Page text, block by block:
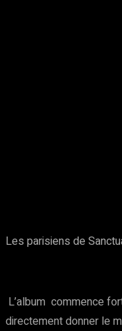
Les parisiens de
L’album commence
directement donner le